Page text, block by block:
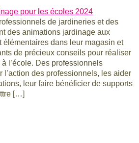
de jardineries et des
des animations jardinage aux
élémentaires dans leur magasin et
de précieux conseils pour réaliser
l’école. Des professionnels
l’action des professionnels, les aider
leur faire bénéficier de supports
[…]